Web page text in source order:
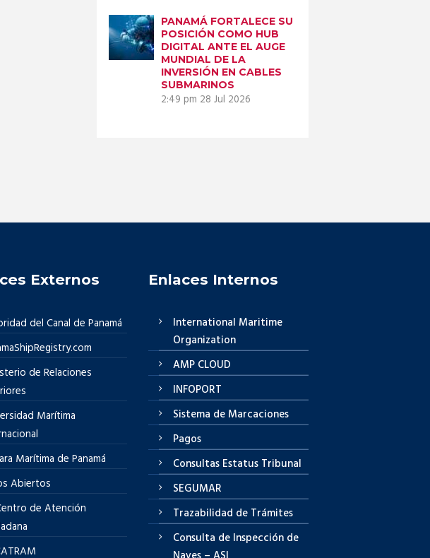
PANAMÁ FORTALECE SU
POSICIÓN COMO HUB
DIGITAL ANTE EL AUGE
MUNDIAL DE LA
INVERSIÓN EN CABLES
SUBMARINOS
2:49 pm 28 Jul 2026
Externos
del Canal de Panamá
de Relaciones
Marítima
Marítima de Panamá
Abiertos
de Atención
Enlaces Internos
International Maritime
Organization
AMP CLOUD
INFOPORT
Sistema de Marcaciones
Pagos
Consultas Estatus Tribunal
SEGUMAR
Trazabilidad de Trámites
Consulta de Inspección de